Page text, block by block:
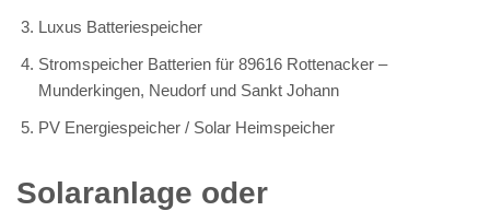
Luxus Batteriespeicher
Stromspeicher Batterien für 89616 Rottenacker –
Munderkingen, Neudorf und Sankt Johann
PV Energiespeicher / Solar Heimspeicher
Solaranlage oder